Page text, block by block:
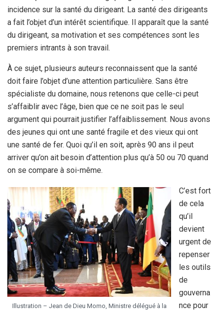
incidence sur la santé du dirigeant. La santé des dirigeants
a fait l’objet d’un intérêt scientifique. Il apparaît que la santé
du dirigeant, sa motivation et ses compétences sont les
premiers intrants à son travail.
À ce sujet, plusieurs auteurs reconnaissent que la santé
doit faire l’objet d’une attention particulière. Sans être
spécialiste du domaine, nous retenons que celle-ci peut
s’affaiblir avec l’âge, bien que ce ne soit pas le seul
argument qui pourrait justifier l’affaiblissement. Nous avons
des jeunes qui ont une santé fragile et des vieux qui ont
une santé de fer. Quoi qu’il en soit, après 90 ans il peut
arriver qu’on ait besoin d’attention plus qu’à 50 ou 70 quand
on se compare à soi-même.
Illustration – Jean de Dieu Momo, Ministre délégué à la
C’est fort
de cela
qu’il
devient
urgent de
repenser
les outils
de
gouverna
nce pour